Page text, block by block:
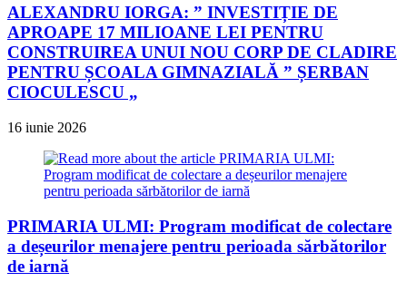
ALEXANDRU IORGA: ” INVESTIȚIE DE
APROAPE 17 MILIOANE LEI PENTRU
CONSTRUIREA UNUI NOU CORP DE CLADIRE
PENTRU ȘCOALA GIMNAZIALĂ ” ȘERBAN
CIOCULESCU „
16 iunie 2026
PRIMARIA ULMI: Program modificat de colectare
a deșeurilor menajere pentru perioada sărbătorilor
de iarnă